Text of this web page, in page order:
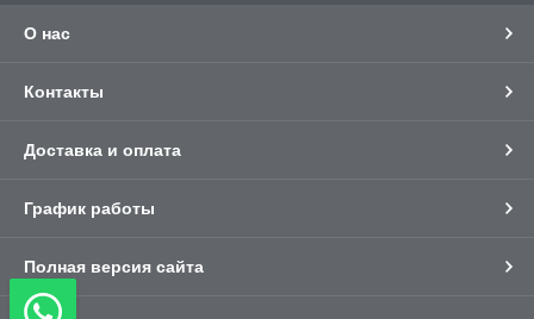
О нас
Контакты
Доставка и оплата
График работы
Полная версия сайта